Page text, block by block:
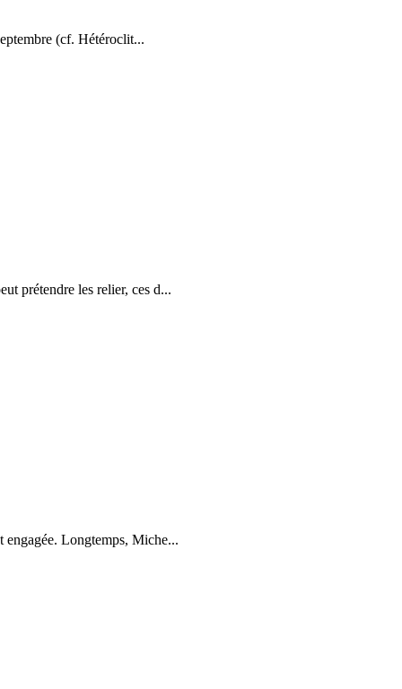
(cf. Hétéroclit...
prétendre les relier, ces d...
engagée. Longtemps, Miche...